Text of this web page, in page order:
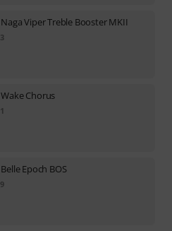
Naga Viper Treble Booster MKII
3
Wake Chorus
1
Belle Epoch BOS
9